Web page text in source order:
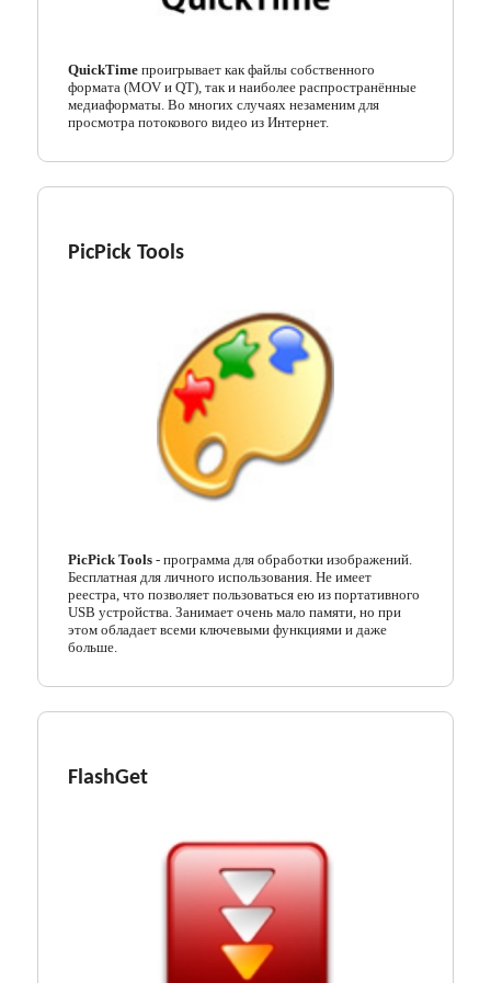
QuickTimeпроигрывает как файлы собственного
формата (MOV и QT), так и наиболее распространённые
медиаформаты. Во многих случаях незаменим для
просмотра потокового видео из Интернет.
PicPick Tools
PicPick Tools- программа для обработки изображений.
Бесплатная для личного использования. Не имеет
реестра, что позволяет пользоваться ею из портативного
USB устройства. Занимает очень мало памяти, но при
этом обладает всеми ключевыми функциями и даже
больше.
FlashGet